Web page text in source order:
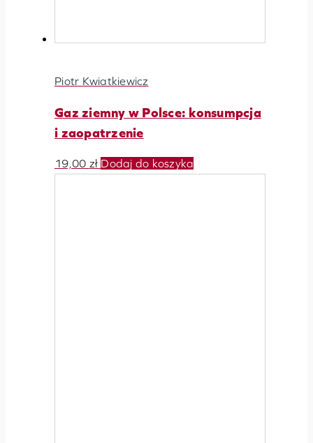
Piotr Kwiatkiewicz
Gaz ziemny w Polsce: konsumpcja
i zaopatrzenie
19,00 zł Dodaj do koszyka